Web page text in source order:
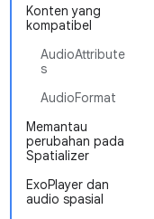
Konten yang
kompatibel
AudioAttribute
s
AudioFormat
Memantau
perubahan pada
Spatializer
ExoPlayer dan
audio spasial